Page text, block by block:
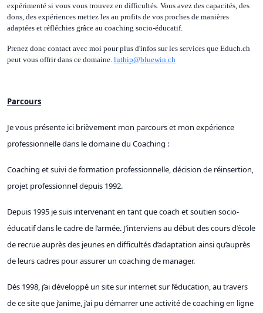
expérimenté si vous vous trouvez en difficultés. Vous avez des capacités, des
dons, des expériences mettez les au profits de vos proches de manières
adaptées et réfléchies grâce au coaching socio-éducatif.
Prenez donc contact avec moi pour plus d'infos sur les services que Educh.ch
peut vous offrir dans ce domaine. luthip@bluewin.ch
Parcours
Je vous présente ici brièvement mon parcours et mon expérience
professionnelle dans le domaine du Coaching :
Coaching et suivi de formation professionnelle, décision de réinsertion,
projet professionnel depuis 1992.
Depuis 1995 je suis intervenant en tant que coach et soutien socio-
éducatif dans le cadre de l’armée. J’interviens au début des cours d’école
de recrue auprès des jeunes en difficultés d’adaptation ainsi qu’auprès
de leurs cadres pour assurer un coaching de manager.
Dés 1998, j’ai développé un site sur internet sur l’éducation, au travers
de ce site que j’anime, j’ai pu démarrer une activité de coaching en ligne